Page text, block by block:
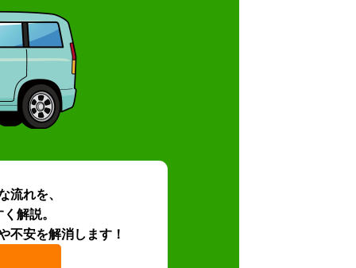
流れを、
解説。
不安を解消します！